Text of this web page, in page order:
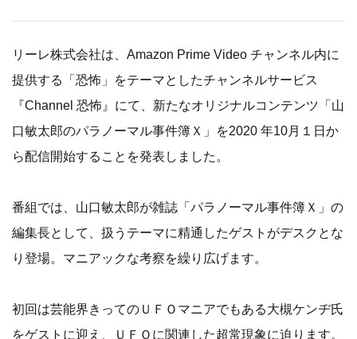
リーレ株式会社は、Amazon Prime Video チャンネル内に
提供する「恐怖」をテーマとしたチャンネルサービス
『Channel 恐怖』にて、新たなオリジナルコンテンツ「山
口敏太郎のパラノーマル事件簿Ｘ」を2020 年10月１日か
ら配信開始することを発表しました。
番組では、山口敏太郎が雑誌「パラノーマル事件簿Ｘ」の
編集長として、扱うテーマに精通したゲストがデスクとな
り登場。マニアックな考察を繰り広げます。
初回は芸能界きってのＵＦＯマニアでもある大槻ケンヂ氏
をゲストに迎え、ＵＦＯに関連した超常現象に迫ります。